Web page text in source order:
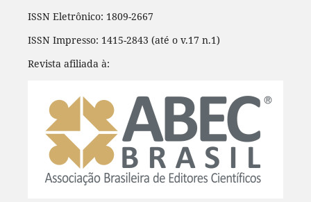
ISSN Eletrônico: 1809-2667
ISSN Impresso: 1415-2843 (até o v.17 n.1)
Revista afiliada à: